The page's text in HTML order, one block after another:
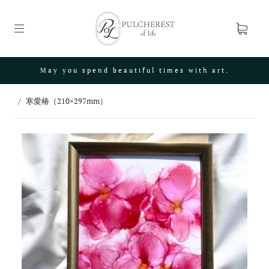
May you spend beautiful times with art.
/ 寒愛椿（210×297mm）